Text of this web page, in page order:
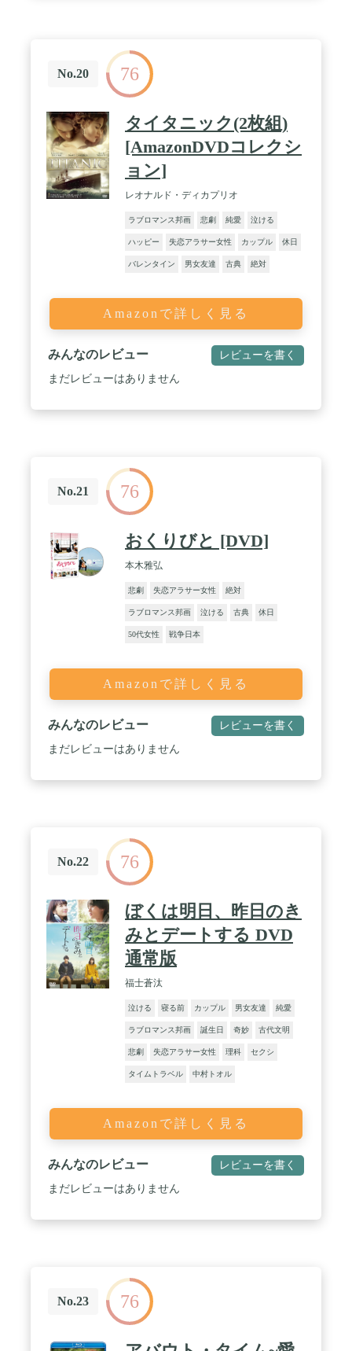
No.20 76
タイタニック(2枚組)
[AmazonDVDコレクシ
ョン]
レオナルド・ディカプリオ
ラブロマンス邦画 悲劇 純愛 泣ける
ハッピー 失恋アラサー女性 カップル 休日
バレンタイン 男女友達 古典 絶対
Amazonで詳しく見る
みんなのレビュー レビューを書く
まだレビューはありません
No.21 76
おくりびと [DVD]
本木雅弘
悲劇 失恋アラサー女性 絶対
ラブロマンス邦画 泣ける 古典 休日
50代女性 戦争日本
Amazonで詳しく見る
みんなのレビュー レビューを書く
まだレビューはありません
No.22 76
ぼくは明日、昨日のき
みとデートする DVD
通常版
福士蒼汰
泣ける 寝る前 カップル 男女友達 純愛
ラブロマンス邦画 誕生日 奇妙 古代文明
悲劇 失恋アラサー女性 理科 セクシ
タイムトラベル 中村トオル
Amazonで詳しく見る
みんなのレビュー レビューを書く
まだレビューはありません
No.23 76